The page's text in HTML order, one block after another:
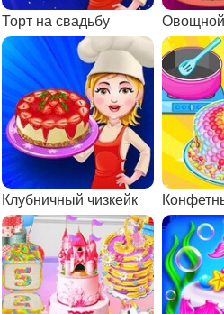
Торт на свадьбу Овощной
Клубничный чизкейк